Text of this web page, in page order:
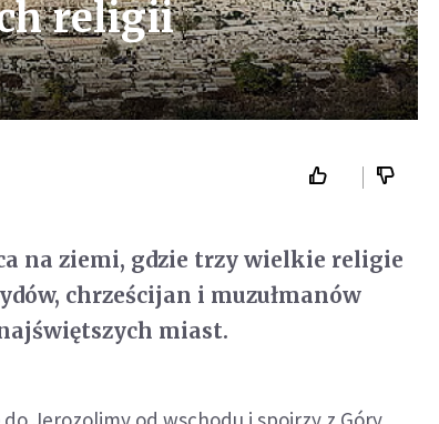
religii
na ziemi, gdzie trzy wielkie religie
chrześcijan i muzułmanów
miast.